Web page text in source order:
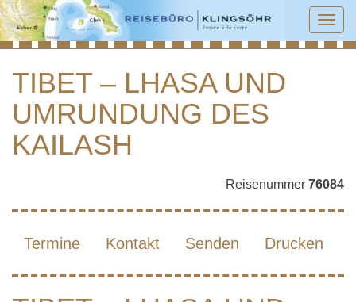
TIBET – LHASA UND UMRUNDUNG DES
KAILASH
TIBET – LHASA UND
UMRUNDUNG DES
KAILASH
Reisenummer 76084
Termine Kontakt Senden Drucken